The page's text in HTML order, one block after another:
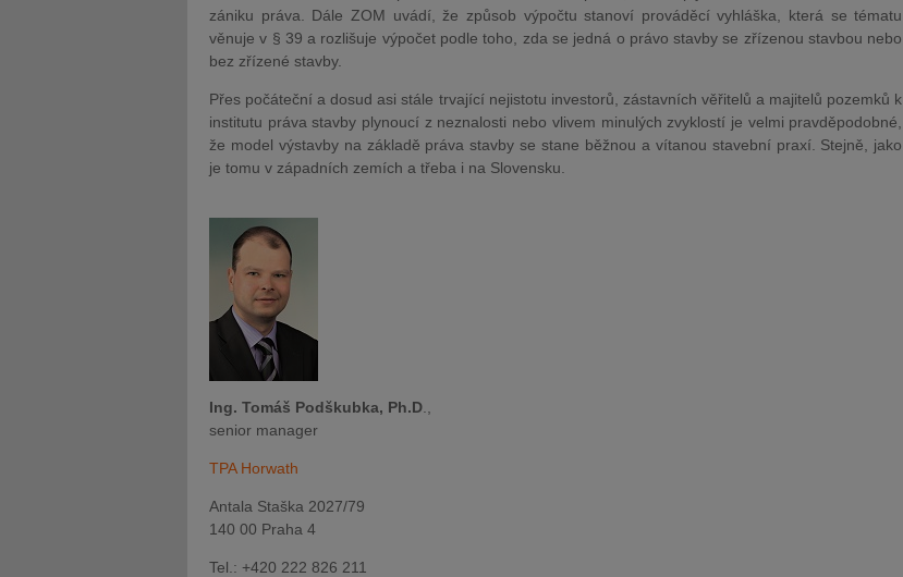
zániku práva. Dále ZOM uvádí, že způsob výpočtu stanoví prováděcí vyhláška, která se tématu
věnuje v § 39 a rozlišuje výpočet podle toho, zda se jedná o právo stavby se zřízenou stavbou nebo
bez zřízené stavby.
Přes počáteční a dosud asi stále trvající nejistotu investorů, zástavních věřitelů a majitelů pozemků k
institutu práva stavby plynoucí z neznalosti nebo vlivem minulých zvyklostí je velmi pravděpodobné,
že model výstavby na základě práva stavby se stane běžnou a vítanou stavební praxí. Stejně, jako
je tomu v západních zemích a třeba i na Slovensku.
Ing. Tomáš Podškubka, Ph.D
senior manager
TPA Horwath
Antala Staška 2027/79
140 00 Praha 4
Tel.: +420 222 826 211